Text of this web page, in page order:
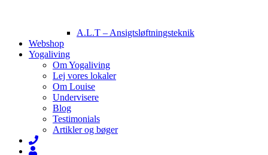
A.L.T – Ansigtsløftningsteknik
Webshop
Yogaliving
Om Yogaliving
Lej vores lokaler
Om Louise
Undervisere
Blog
Testimonials
Artikler og bøger